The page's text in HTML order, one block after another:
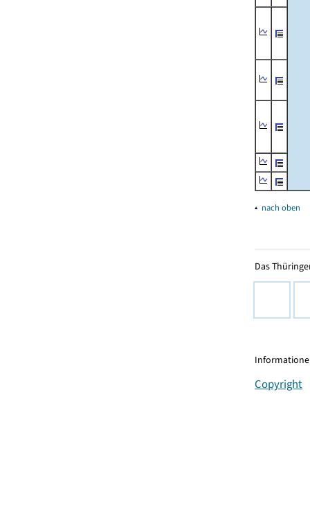
▴ nach oben
Das
Copyright